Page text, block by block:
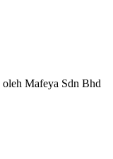
Mafeya Sdn Bhd